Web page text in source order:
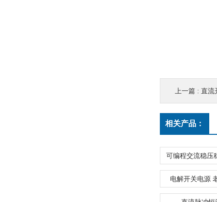
上一篇 : 直流
相关产品：
电解开关电源